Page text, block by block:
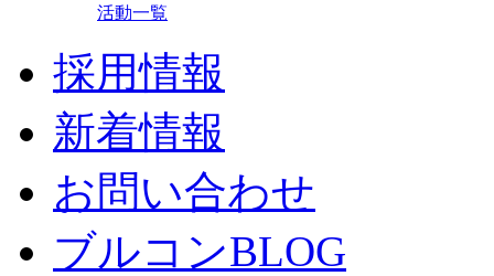
活動一覧
採用情報
新着情報
お問い合わせ
ブルコンBLOG